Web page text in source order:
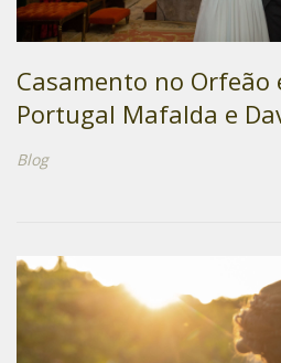
Casamento no Orfeão
Portugal Mafalda e
Blog